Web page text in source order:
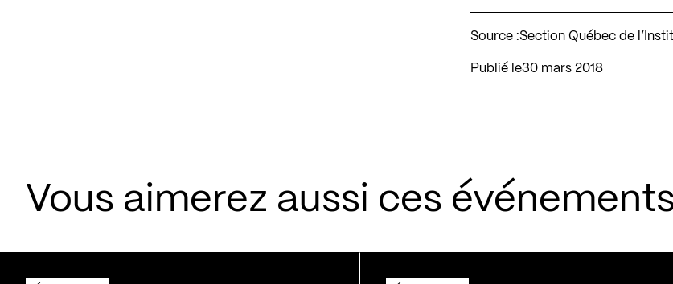
Source :Section Québec de
Publié le 30 mars 2018
Vous aimerez aussi ces